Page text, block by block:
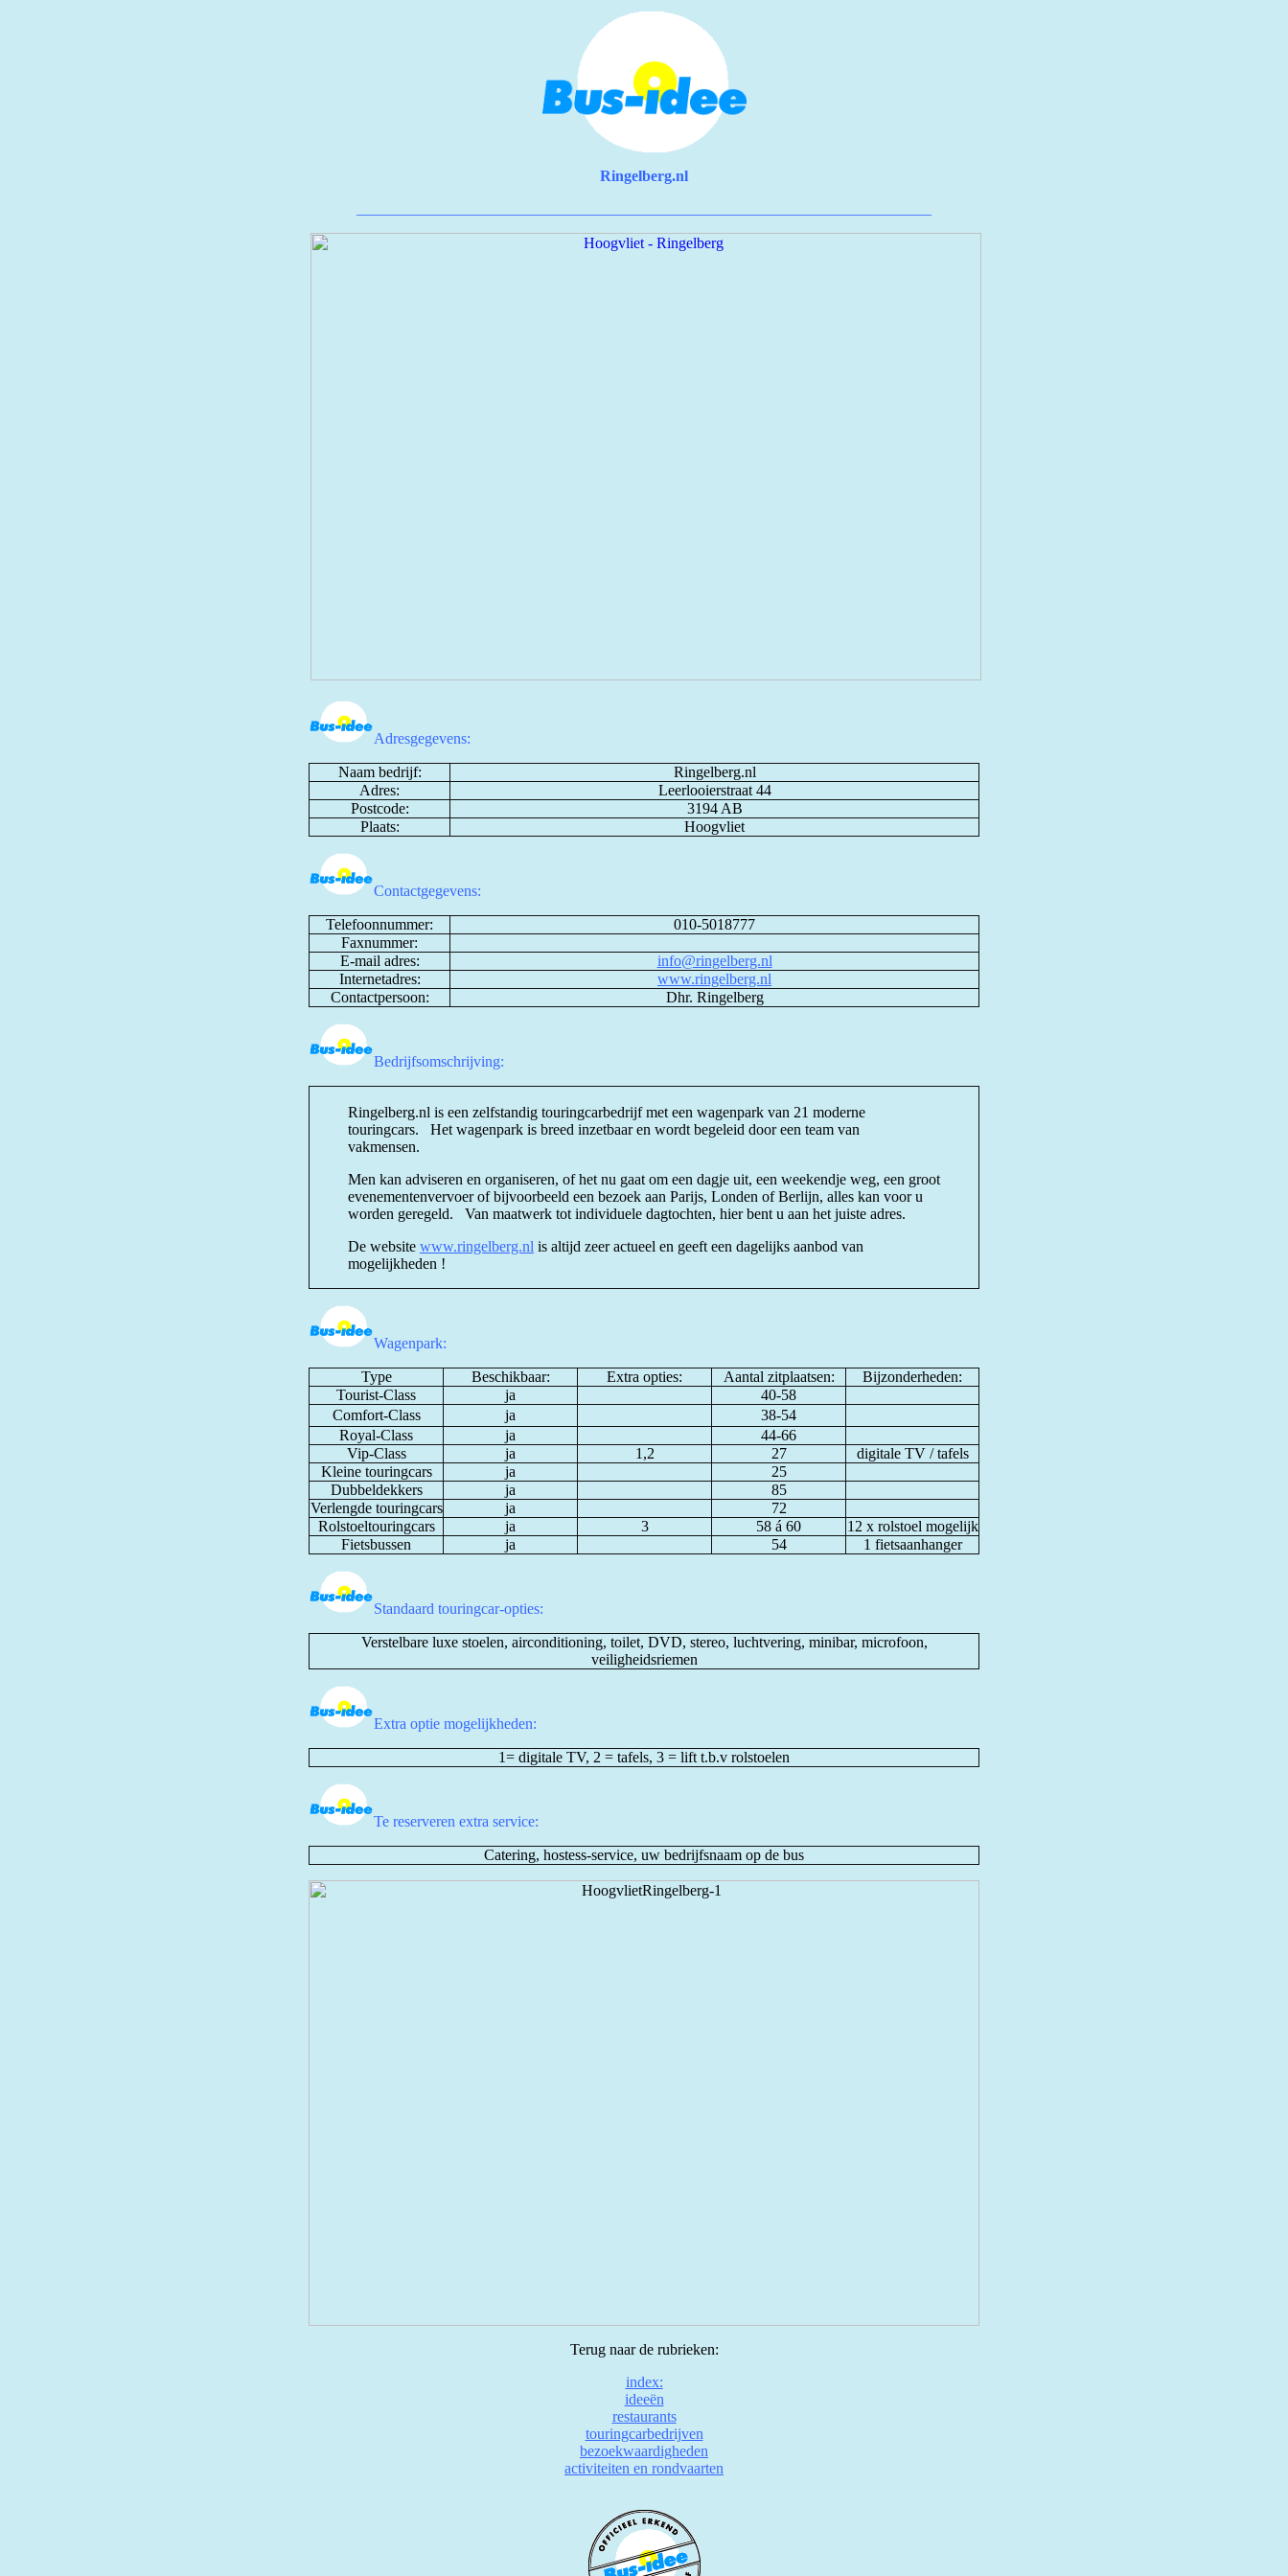
Ringelberg.nl
Adresgegevens:
Naam bedrijf:
Ringelberg.nl
Adres:
Leerlooierstraat 44
Postcode:
3194 AB
Plaats:
Hoogvliet
Contactgegevens:
Telefoonnummer:
010-5018777
Faxnummer:
E-mail adres:
info@ringelberg.nl
Internetadres:
www.ringelberg.nl
Contactpersoon:
Dhr. Ringelberg
Bedrijfsomschrijving:
Ringelberg.nl is een zelfstandig touringcarbedrijf met een wagenpark van 21 moderne
touringcars. Het wagenpark is breed inzetbaar en wordt begeleid door een team van
vakmensen.
Men kan adviseren en organiseren, of het nu gaat om een dagje uit, een weekendje weg, een groot
evenementenvervoer of bijvoorbeeld een bezoek aan Parijs, Londen of Berlijn, alles kan voor u
worden geregeld. Van maatwerk tot individuele dagtochten, hier bent u aan het juiste adres.
De website www.ringelberg.nl is altijd zeer actueel en geeft een dagelijks aanbod van
mogelijkheden !
Wagenpark:
Type Beschikbaar: Extra opties: Aantal zitplaatsen:
Bijzonderheden:
Tourist-Class
ja
40-58
Comfort-Class
ja
38-54
Royal-Class
ja
44-66
Vip-Class
ja 1,2 27
digitale TV / tafels
Kleine touringcars
ja
25
Dubbeldekkers
ja
85
Verlengde touringcars
ja
72
Rolstoeltouringcars
ja 3 58 á 60
12 x rolstoel mogelijk
Fietsbussen
ja 54 1 fietsaanhanger
Standaard touringcar-opties:
Verstelbare luxe stoelen, airconditioning, toilet, DVD, stereo, luchtvering, minibar, microfoon,
veiligheidsriemen
Extra optie mogelijkheden:
1= digitale TV, 2 = tafels, 3 = lift t.b.v rolstoelen
Te reserveren extra service:
Catering, hostess-service, uw bedrijfsnaam op de bus
Terug naar de rubrieken:
index:
ideeën
restaurants
touringcarbedrijven
bezoekwaardigheden
activiteiten en rondvaarten